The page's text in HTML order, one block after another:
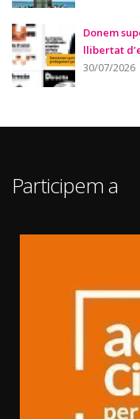
Donem
llibertat
30/07/2026
Participem a